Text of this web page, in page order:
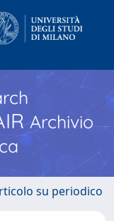
Archivio
su periodico